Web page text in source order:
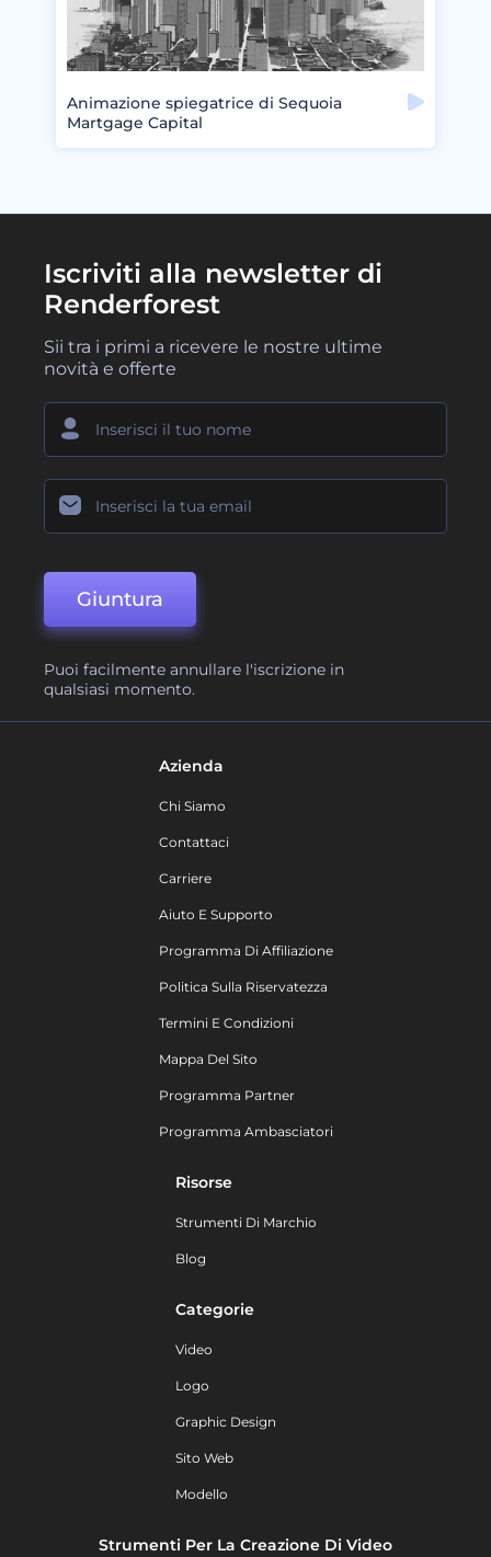
Animazione spiegatrice di Sequoia
Martgage Capital
Iscriviti alla newsletter di
Renderforest
Sii tra i primi a ricevere le nostre ultime
novità e offerte
Giuntura
Puoi facilmente annullare l'iscrizione in
qualsiasi momento.
Azienda
Chi Siamo
Contattaci
Carriere
Aiuto E Supporto
Programma Di Affiliazione
Politica Sulla Riservatezza
Termini E Condizioni
Mappa Del Sito
Programma Partner
Programma Ambasciatori
Risorse
Strumenti Di Marchio
Blog
Categorie
Video
Logo
Graphic Design
Sito Web
Modello
Strumenti Per La Creazione Di Video